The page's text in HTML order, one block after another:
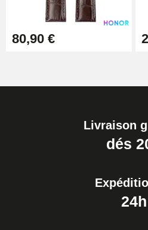
80,90 €
Livraison
dés
24h